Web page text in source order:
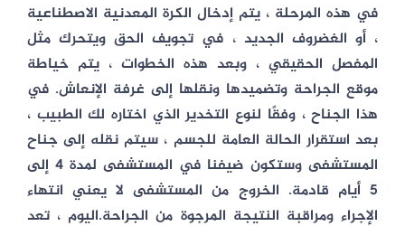
في هذه المرحلة ، يتم إدخال الكرة المعدنية الاصطناعية
، أو الغضروف الجديد ، في تجويف الحق ويتحرك مثل
المفصل الحقيقي ، وبعد هذه الخطوات ، يتم خياطة
موقع الجراحة وتضميدها ونقلها إلى غرفة الإنعاش. في
هذا الجناح ، وفقًا لنوع التخدير الذي اختاره لك الطبيب ،
بعد استقرار الحالة العامة للجسم ، سيتم نقله إلى جناح
المستشفى وستكون ضيفنا في المستشفى لمدة 4 إلى
5 أيام قادمة. الخروج من المستشفى لا يعني انتهاء
الإجراء ومراقبة النتيجة المرجوة من الجراحة.اليوم ، تعد